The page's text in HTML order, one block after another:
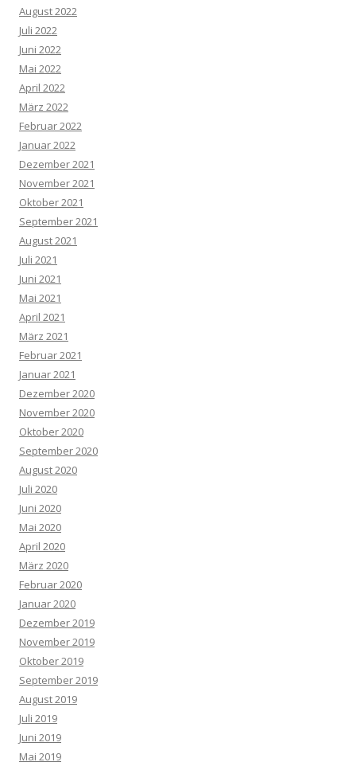
August 2022
Juli 2022
Juni 2022
Mai 2022
April 2022
März 2022
Februar 2022
Januar 2022
Dezember 2021
November 2021
Oktober 2021
September 2021
August 2021
Juli 2021
Juni 2021
Mai 2021
April 2021
März 2021
Februar 2021
Januar 2021
Dezember 2020
November 2020
Oktober 2020
September 2020
August 2020
Juli 2020
Juni 2020
Mai 2020
April 2020
März 2020
Februar 2020
Januar 2020
Dezember 2019
November 2019
Oktober 2019
September 2019
August 2019
Juli 2019
Juni 2019
Mai 2019